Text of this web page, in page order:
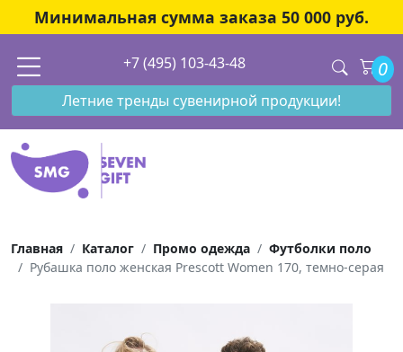
Минимальная сумма заказа 50 000 руб.
+7 (495) 103-43-48 0
Летние тренды сувенирной продукции!
Главная Каталог Промо одежда
Футболки поло
Рубашка поло женская Prescott Women 170, темно-серая